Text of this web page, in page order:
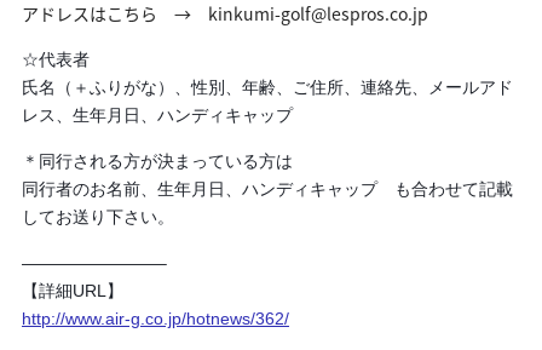
アドレスはこちら → kinkumi-golf@lespros.co.jp
☆代表者
氏名（＋ふりがな）、性別、年齢、ご住所、連絡先、メールアド
レス、生年月日、ハンディキャップ
＊同行される方が決まっている方は
同行者のお名前、生年月日、ハンディキャップ も合わせて記載
してお送り下さい。
————————–
【詳細URL】
http://www.air-g.co.jp/hotnews/362/